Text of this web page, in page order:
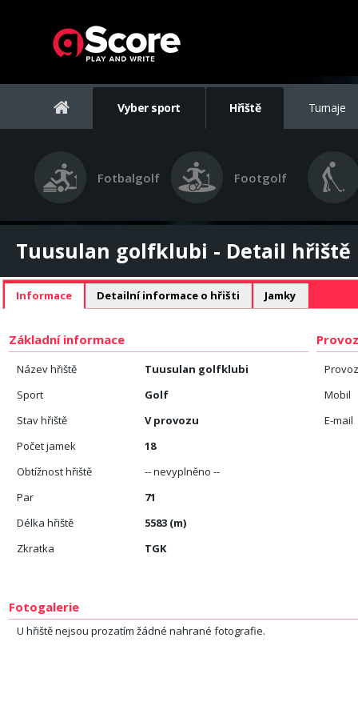
Vyber sport Hřiště Turnaje
Fotbalgolf Footgolf
Tuusulan golfklubi - Detail hřiště
Informace Detailní informace o hřišti Jamky
Základní informace
Název hřiště
Tuusulan golfklubi
Sport
Golf
Stav hřiště
V provozu
Počet jamek
18
Obtížnost hřiště
-- nevyplněno --
Par
71
Délka hřiště
5583 (m)
Zkratka
TGK
Mobil
E-mail
Fotogalerie
U hřiště nejsou prozatím žádné nahrané fotografie.